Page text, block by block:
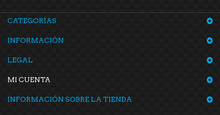
CATEGORÍAS
INFORMACIÓN
LEGAL
MI CUENTA
INFORMACIÓN SOBRE LA TIENDA